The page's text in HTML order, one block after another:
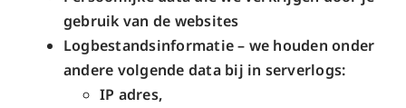
gebruik van de websites
Logbestandsinformatie – we houden onder
andere volgende data bij in serverlogs:
IP adres,